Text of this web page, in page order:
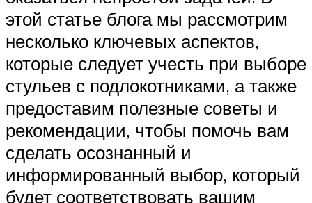
этой статье блога мы рассмотрим
несколько ключевых аспектов,
которые следует учесть при выборе
стульев с подлокотниками, а также
предоставим полезные советы и
рекомендации, чтобы помочь вам
сделать осознанный и
информированный выбор, который
будет соответствовать вашим